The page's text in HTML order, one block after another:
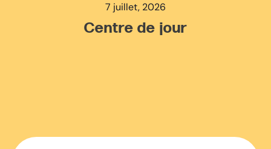
7 juillet, 2026
Centre de jour